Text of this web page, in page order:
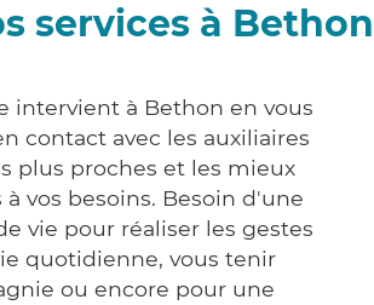
services à Bethon
intervient à Bethon en vous
contact avec les auxiliaires
plus proches et les mieux
à vos besoins. Besoin d'une
vie pour réaliser les gestes
quotidienne, vous tenir
ou encore pour une